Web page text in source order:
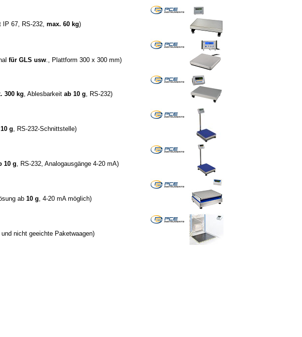
IP 67, RS-232, max. 60 kg)
für GLS usw., Plattform 300 x 300 mm)
300 kg, Ablesbarkeit ab 10 g, RS-232)
g, RS-232-Schnittstelle)
10 g, RS-232, Analogausgänge 4-20 mA)
ab 10 g, 4-20 mA möglich)
nicht geeichte Paketwaagen)